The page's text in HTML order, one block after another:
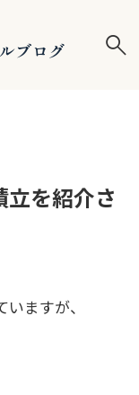
ブログ
を紹介さ
ますが、